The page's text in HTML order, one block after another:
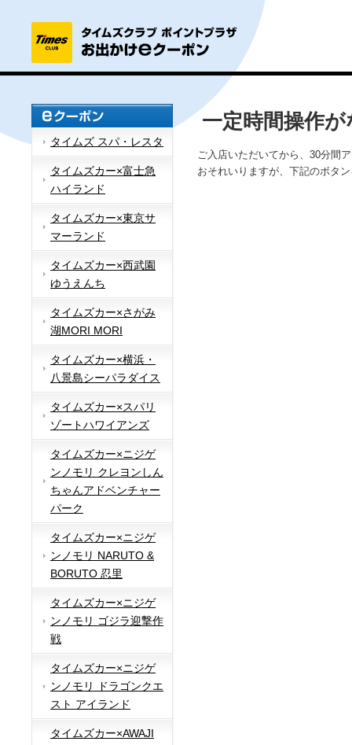
タイムズ スパ・レスタ
タイムズカー×富士急
ハイランド
タイムズカー×東京サ
マーランド
タイムズカー×西武園
ゆうえんち
タイムズカー×さがみ
湖MORI MORI
タイムズカー×横浜・
八景島シーパラダイス
タイムズカー×スパリ
ゾートハワイアンズ
タイムズカー×ニジゲ
ンノモリ クレヨンしん
ちゃんアドベンチャー
パーク
タイムズカー×ニジゲ
ンノモリ NARUTO &
BORUTO 忍里
タイムズカー×ニジゲ
ンノモリ ゴジラ迎撃作
戦
タイムズカー×ニジゲ
ンノモリ ドラゴンクエ
スト アイランド
タイムズカー×AWAJI
一定時間操作
ご入店いただいてから、30分間
おそれいりますが、下記のボタ